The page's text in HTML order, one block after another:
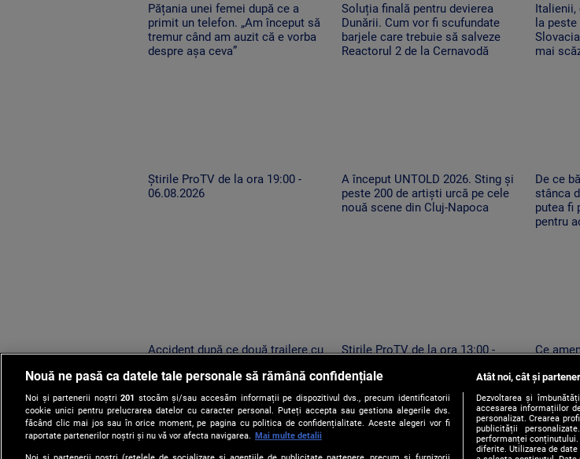
Pățania unei femei după ce a
primit un telefon. „Am început să
tremur când am auzit că e vorba
despre așa ceva”
Soluția finală pentru devierea
Dunării. Cum vor fi scufundate
barjele care trebuie să salveze
Reactorul 2 de la Cernavodă
Italienii,
la
mai
Știrile ProTV de la ora 19:00 -
06.08.2026
A început UNTOLD 2026. Sting și
peste 200 de artiști urcă pe cele
nouă scene din Cluj-Napoca
De ce
stânca
putea fi
pentru
Accident după ce două trailere cu
Un TIR condus de un șofer neatent
le-a lovit
Știrile ProTV de la ora 13:00 -
Ce
să
Nouă ne pasă ca datele tale personale să rămână confidențiale
Noi și partenerii noștri201 stocăm și/sau accesăm informații pe dispozitivul dvs., precum identificatorii
cookie unici pentru prelucrarea datelor cu caracter personal. Puteți accepta sau gestiona alegerile dvs.
făcând clic mai jos sau în orice moment, pe pagina cu politica de confidențialitate. Aceste alegeri vor fi
raportate partenerilor noștri și nu vă vor afecta navigarea.
Mai multe detalii
Atât noi, cât și
Dezvoltarea și
accesarea informațiilor
personalizat. Crearea
publicității
performanței
diferite. Utilizarea de